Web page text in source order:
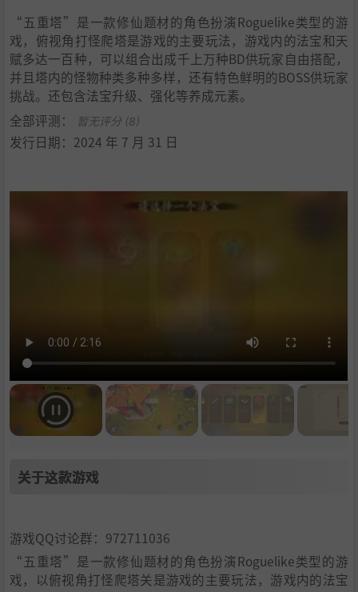
“五重塔”是一款修仙题材的角色扮演Roguelike类型的游
戏，俯视角打怪爬塔是游戏的主要玩法，游戏内的法宝和天
赋多达一百种，可以组合出成千上万种BD供玩家自由搭配，
并且塔内的怪物种类多种多样，还有特色鲜明的BOSS供玩家
挑战。还包含法宝升级、强化等养成元素。
全部评测：
暂无评分 (8)
发行日期：2024 年 7 月 31 日
关于这款游戏
游戏QQ讨论群：972711036
“五重塔”是一款修仙题材的角色扮演Roguelike类型的游
戏，以俯视角打怪爬塔关是游戏的主要玩法，游戏内的法宝